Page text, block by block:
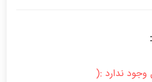
ندارد :(